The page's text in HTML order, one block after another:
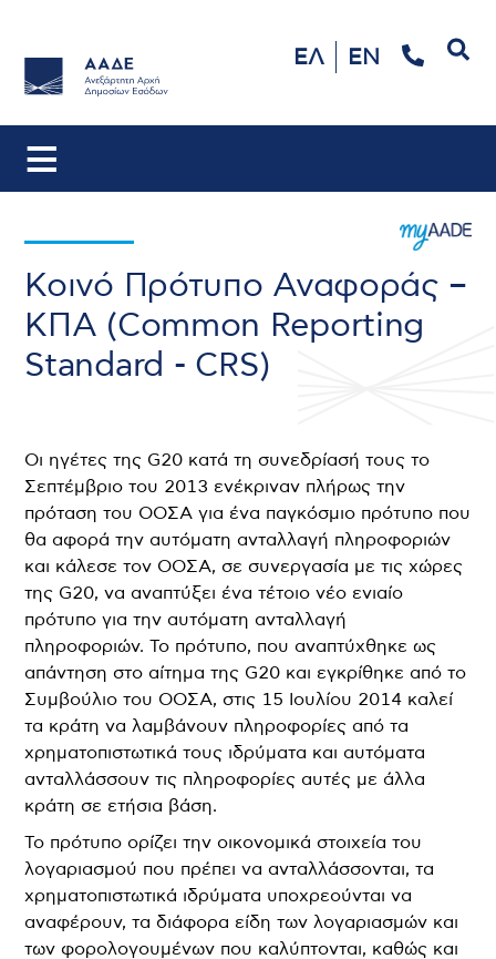
ΕΛ EN
Κοινό Πρότυπο Αναφοράς –
ΚΠΑ (Common Reporting
Standard - CRS)
Οι ηγέτες της G20 κατά τη συνεδρίασή τους το
Σεπτέμβριο του 2013 ενέκριναν πλήρως την
πρόταση του ΟΟΣΑ για ένα παγκόσμιο πρότυπο που
θα αφορά την αυτόματη ανταλλαγή πληροφοριών
και κάλεσε τον ΟΟΣΑ, σε συνεργασία με τις χώρες
της G20, να αναπτύξει ένα τέτοιο νέο ενιαίο
πρότυπο για την αυτόματη ανταλλαγή
πληροφοριών. Το πρότυπο, που αναπτύχθηκε ως
απάντηση στο αίτημα της G20 και εγκρίθηκε από το
Συμβούλιο του ΟΟΣΑ, στις 15 Ιουλίου 2014 καλεί
τα κράτη να λαμβάνουν πληροφορίες από τα
χρηματοπιστωτικά τους ιδρύματα και αυτόματα
ανταλλάσσουν τις πληροφορίες αυτές με άλλα
κράτη σε ετήσια βάση.
Το πρότυπο ορίζει την οικονομικά στοιχεία του
λογαριασμού που πρέπει να ανταλλάσσονται, τα
χρηματοπιστωτικά ιδρύματα υποχρεούνται να
αναφέρουν, τα διάφορα είδη των λογαριασμών και
των φορολογουμένων που καλύπτονται, καθώς και